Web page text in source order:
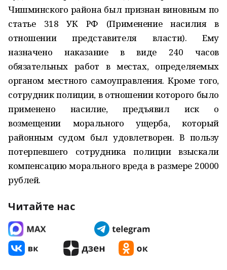
Чишминского района был признан виновным по
статье 318 УК РФ (Применение насилия в
отношении предста­вителя власти). Ему
назначено наказание в виде 240 часов
обязательных работ в местах, определяемых
органом местного самоуправления. Кроме того,
сотрудник полиции, в отношении которого было
применено насилие, предъявил иск о
возмещении морального ущерба, который
районным судом был удовлетворен. В пользу
потерпевшего сотрудника полиции взыскали
компенсацию морального вреда в размере 20000
рублей.
Читайте нас